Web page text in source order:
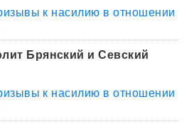
к насилию в отношении
Брянский и Севский
к насилию в отношении